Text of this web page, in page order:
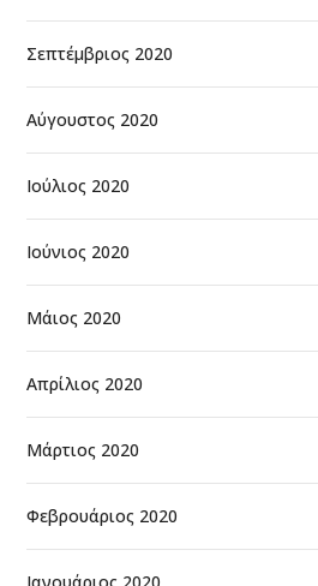
Σεπτέμβριος 2020
Αύγουστος 2020
Ιούλιος 2020
Ιούνιος 2020
Μάιος 2020
Απρίλιος 2020
Μάρτιος 2020
Φεβρουάριος 2020